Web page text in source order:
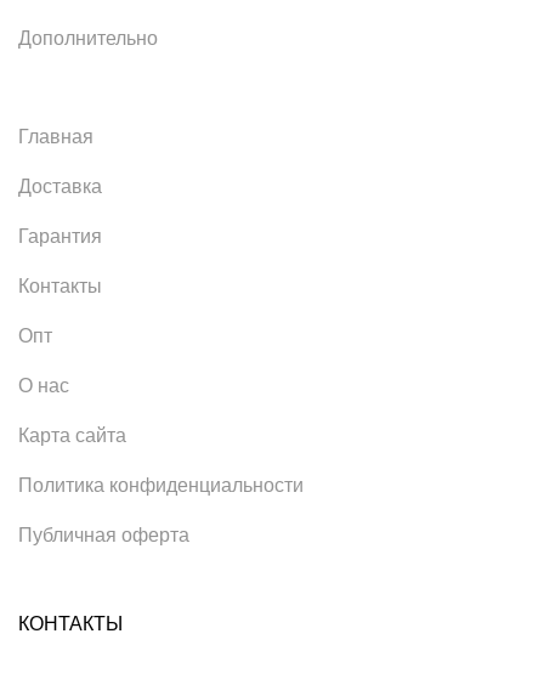
Дополнительно
Главная
Доставка
Гарантия
Контакты
Опт
О нас
Карта сайта
Политика конфиденциальности
Публичная оферта
КОНТАКТЫ